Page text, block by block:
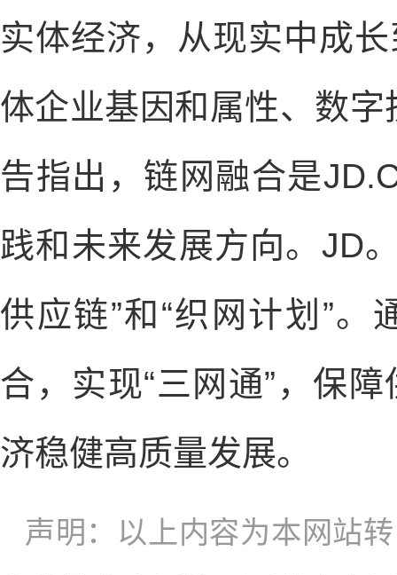
实体经济，从现实中成
体企业基因和属性、数
告指出，链网融合是
践和未来发展方向。JD
供应链”和“织网计划”
合，实现“三网通”，保
济稳健高质量发展。
声明：以上内容为本网站